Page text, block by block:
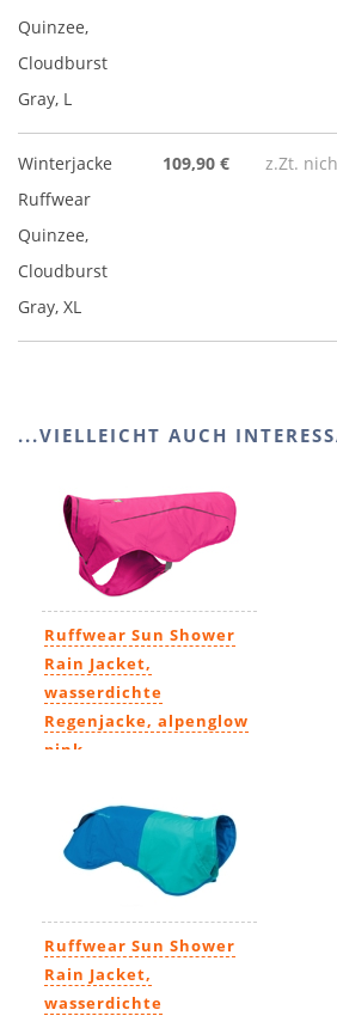
Quinzee,
Cloudburst
Gray, L
Winterjacke
Ruffwear
Quinzee,
Cloudburst
Gray, XL
109,90 € z.Zt.
...VIELLEICHT AUCH
Ruffwear Sun Shower
Rain Jacket,
wasserdichte
Regenjacke, alpenglow
pink
Ruffwear Sun Shower
Rain Jacket,
wasserdichte